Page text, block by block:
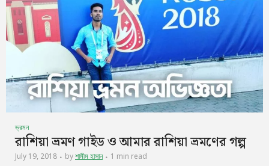
ভ্রমন
রাশিয়া ভ্রমণ গাইড ও আমার রাশিয়া ভ্রমণের গল্প
July 19, 2018 byশামীম হাসান 1 min read